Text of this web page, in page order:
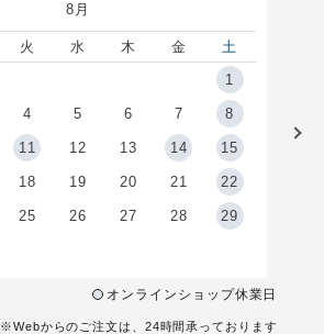
8月
火 水 木 金
土
1
4 5 6 7 8
11 12 13 14 15
18 19 20 21 22
25 26 27 28 29
オンラインショップ休業日
※Webからのご注文は、24時間承っております